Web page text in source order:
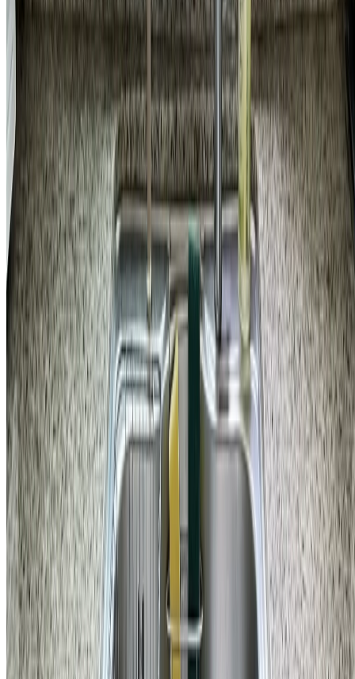
공간
강남구 도곡동 우성아파트 방 문 뻑뻑함 대패질 수리 비용
188,000 원
자세히 보기